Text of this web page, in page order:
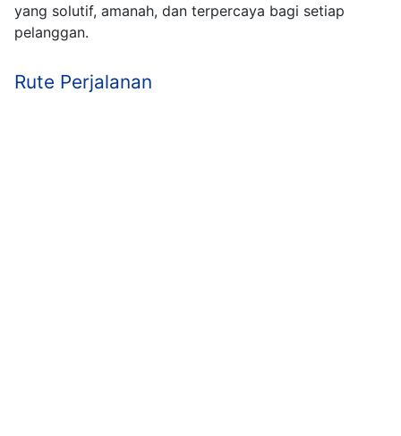
yang solutif, amanah, dan terpercaya bagi setiap
pelanggan.
Rute Perjalanan